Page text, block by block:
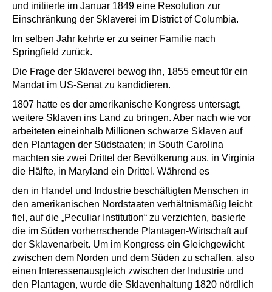
und initiierte im Januar 1849 eine Resolution zur
Einschränkung der Sklaverei im District of Columbia.
Im selben Jahr kehrte er zu seiner Familie nach
Springfield zurück.
Die Frage der Sklaverei bewog ihn, 1855 erneut für ein
Mandat im US-Senat zu kandidieren.
1807 hatte es der amerikanische Kongress untersagt,
weitere Sklaven ins Land zu bringen. Aber nach wie vor
arbeiteten eineinhalb Millionen schwarze Sklaven auf
den Plantagen der Südstaaten; in South Carolina
machten sie zwei Drittel der Bevölkerung aus, in Virginia
die Hälfte, in Maryland ein Drittel. Während es
den in Handel und Industrie beschäftigten Menschen in
den amerikanischen Nordstaaten verhältnismäßig leicht
fiel, auf die „Peculiar Institution“ zu verzichten, basierte
die im Süden vorherrschende Plantagen-Wirtschaft auf
der Sklavenarbeit. Um im Kongress ein Gleichgewicht
zwischen dem Norden und dem Süden zu schaffen, also
einen Interessenausgleich zwischen der Industrie und
den Plantagen, wurde die Sklavenhaltung 1820 nördlich